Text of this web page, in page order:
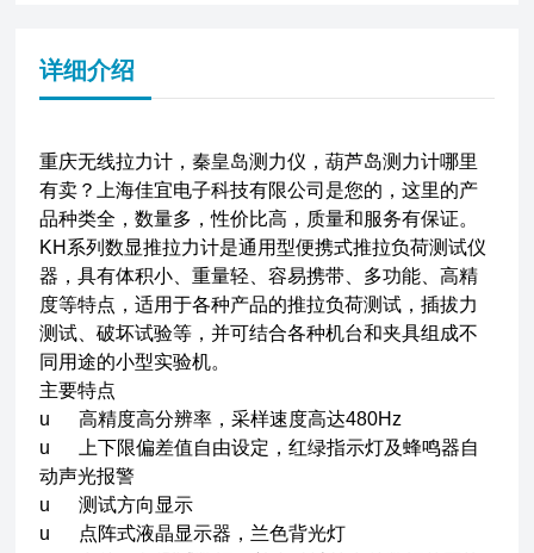
详细介绍
重庆无线拉力计，秦皇岛测力仪，葫芦岛测力计哪里
有卖？上海佳宜电子科技有限公司是您的，这里的产
品种类全，数量多，性价比高，质量和服务有保证。
KH系列数显推拉力计是通用型便携式推拉负荷测试仪
器，具有体积小、重量轻、容易携带、多功能、高精
度等特点，适用于各种产品的推拉负荷测试，插拔力
测试、破坏试验等，并可结合各种机台和夹具组成不
同用途的小型实验机。
主要特点
u 高精度高分辨率，采样速度高达480Hz
u 上下限偏差值自由设定，红绿指示灯及蜂鸣器自
动声光报警
u 测试方向显示
u 点阵式液晶显示器，兰色背光灯